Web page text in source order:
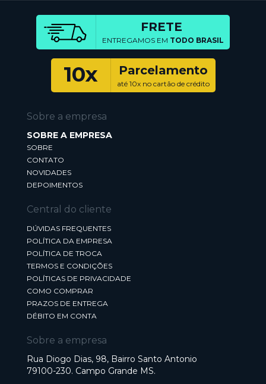
FRETE
ENTREGAMOS EM TODO BRASIL
10x Parcelamento
até 10x no cartão de crédito
Sobre a empresa
SOBRE A EMPRESA
SOBRE
CONTATO
NOVIDADES
DEPOIMENTOS
Central do cliente
DÚVIDAS FREQUENTES
POLÍTICA DA EMPRESA
POLÍTICA DE TROCA
TERMOS E CONDIÇÕES
POLÍTICAS DE PRIVACIDADE
COMO COMPRAR
PRAZOS DE ENTREGA
DÉBITO EM CONTA
Sobre a empresa
Rua Diogo Dias, 98, Bairro Santo Antonio
79100-230. Campo Grande MS.